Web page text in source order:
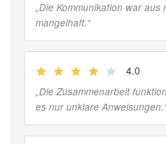
„Die Kommunikation war aus
mangelhaft.“
4.0
„Die Zusammenarbeit
es nur unklare Anweisungen.